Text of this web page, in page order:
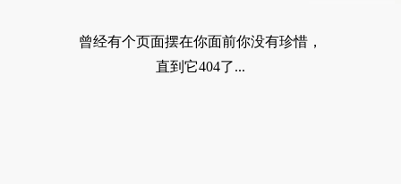
曾经有个页面摆在你面前你没有珍惜，
直到它404了...